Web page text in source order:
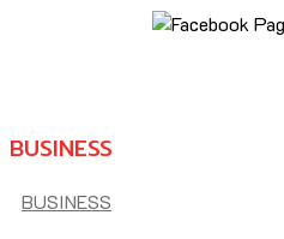
BUSINESS
BUSINESS